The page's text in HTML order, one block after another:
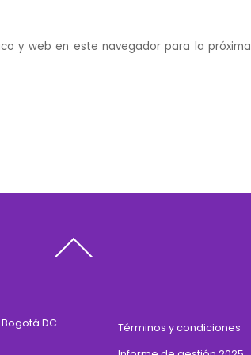
y web en este navegador para la próxima
To
DC
Términos y condiciones